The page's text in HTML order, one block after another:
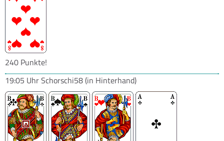
240 Punkte!
19:05 UhrSchorschi58(in Hinterhand)